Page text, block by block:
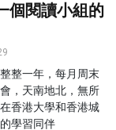
個閱讀小組的
整一年，每月周末
，天南地北，無所
香港大學和香港城
學習同伴